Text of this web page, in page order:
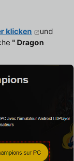
klicken
und
" Dragon